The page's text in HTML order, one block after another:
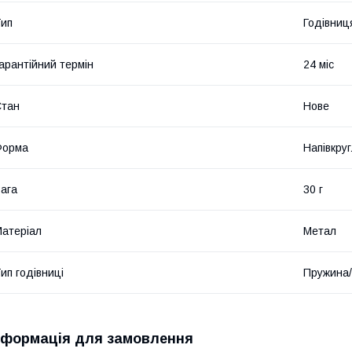
термін 24 міс
Нове
30 г
Метал
годівниці Пружина/
для замовлення